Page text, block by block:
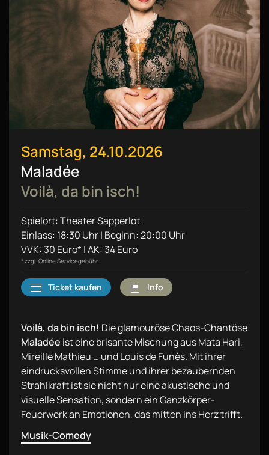
Samstag, 24.10.2026
Maladée
Voilà, da bin isch!
Spielort: Theater Sapperlot
Einlass: 18:30 Uhr | Beginn: 20:00 Uhr
VVK: 30 Euro* | AK: 34 Euro
* zzgl. Online Servicegebühr
Ticket kaufen Info
Voilà, da bin isch! Die glamouröse Chaos-Chantöse
Maladée ist eine brisante Mischung aus Mata Hari,
Mireille Mathieu … und Louis de Funès. Mit ihrer
eindrucksvollen Stimme und ihrer bezaubernden
Strahlkraft ist sie nicht nur eine akustische und
visuelle Sensation, sondern ein Ganzkörper-
Feuerwerk an Emotionen, das mitten ins Herz trifft.
Musik-Comedy